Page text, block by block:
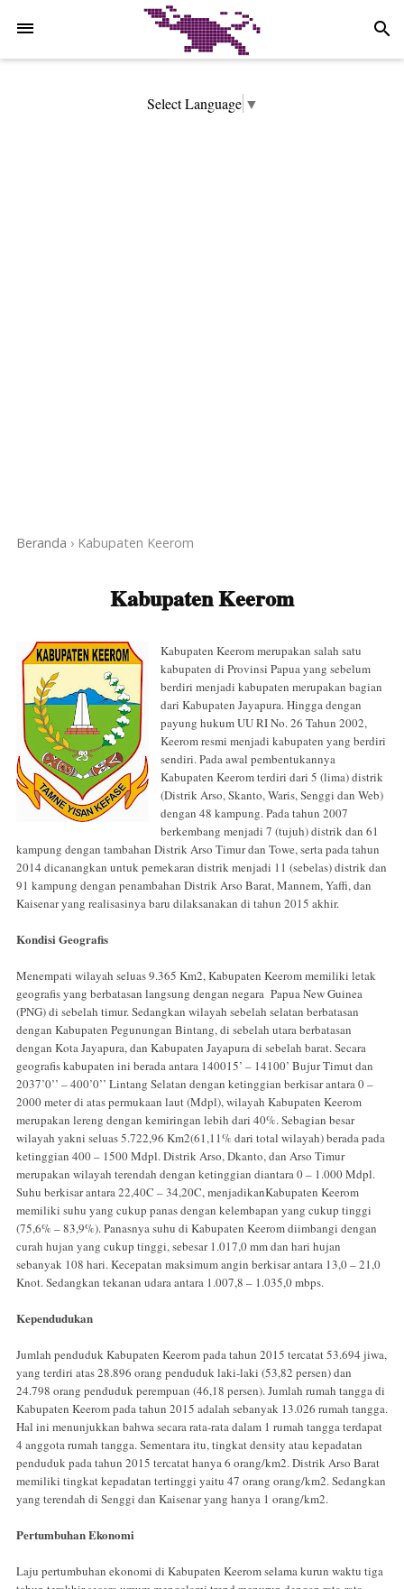
search
Select Language ▼
Beranda › Kabupaten Keerom
Kabupaten Keerom
Kabupaten Keerom merupakan salah satu
kabupaten di Provinsi Papua yang sebelum
berdiri menjadi kabupaten merupakan bagian
dari Kabupaten Jayapura. Hingga dengan
payung hukum UU RI No. 26 Tahun 2002,
Keerom resmi menjadi kabupaten yang berdiri
sendiri. Pada awal pembentukannya
Kabupaten Keerom terdiri dari 5 (lima) distrik
(Distrik Arso, Skanto, Waris, Senggi dan Web)
dengan 48 kampung. Pada tahun 2007
berkembang menjadi 7 (tujuh) distrik dan 61
kampung dengan tambahan Distrik Arso Timur dan Towe, serta pada tahun
2014 dicanangkan untuk pemekaran distrik menjadi 11 (sebelas) distrik dan
91 kampung dengan penambahan Distrik Arso Barat, Mannem, Yaffi, dan
Kaisenar yang realisasinya baru dilaksanakan di tahun 2015 akhir.
Kondisi Geografis
Menempati wilayah seluas 9.365 Km2, Kabupaten Keerom memiliki letak
geografis yang berbatasan langsung dengan negara Papua New Guinea
(PNG) di sebelah timur. Sedangkan wilayah sebelah selatan berbatasan
dengan Kabupaten Pegunungan Bintang, di sebelah utara berbatasan
dengan Kota Jayapura, dan Kabupaten Jayapura di sebelah barat. Secara
geografis kabupaten ini berada antara 140015’ – 14100’ Bujur Timut dan
2037’0’’ – 400’0’’ Lintang Selatan dengan ketinggian berkisar antara 0 –
2000 meter di atas permukaan laut (Mdpl), wilayah Kabupaten Keerom
merupakan lereng dengan kemiringan lebih dari 40%. Sebagian besar
wilayah yakni seluas 5.722,96 Km2(61,11% dari total wilayah) berada pada
ketinggian 400 – 1500 Mdpl. Distrik Arso, Dkanto, dan Arso Timur
merupakan wilayah terendah dengan ketinggian diantara 0 – 1.000 Mdpl.
Suhu berkisar antara 22,40C – 34,20C, menjadikanKabupaten Keerom
memiliki suhu yang cukup panas dengan kelembapan yang cukup tinggi
(75,6% – 83,9%). Panasnya suhu di Kabupaten Keerom diimbangi dengan
curah hujan yang cukup tinggi, sebesar 1.017,0 mm dan hari hujan
sebanyak 108 hari. Kecepatan maksimum angin berkisar antara 13,0 – 21,0
Knot. Sedangkan tekanan udara antara 1.007,8 – 1.035,0 mbps.
Kependudukan
Jumlah penduduk Kabupaten Keerom pada tahun 2015 tercatat 53.694 jiwa,
yang terdiri atas 28.896 orang penduduk laki-laki (53,82 persen) dan
24.798 orang penduduk perempuan (46,18 persen). Jumlah rumah tangga di
Kabupaten Keerom pada tahun 2015 adalah sebanyak 13.026 rumah tangga.
Hal ini menunjukkan bahwa secara rata-rata dalam 1 rumah tangga terdapat
4 anggota rumah tangga. Sementara itu, tingkat density atau kepadatan
penduduk pada tahun 2015 tercatat hanya 6 orang/km2. Distrik Arso Barat
memiliki tingkat kepadatan tertinggi yaitu 47 orang orang/km2. Sedangkan
yang terendah di Senggi dan Kaisenar yang hanya 1 orang/km2.
Pertumbuhan Ekonomi
Laju pertumbuhan ekonomi di Kabupaten Keerom selama kurun waktu tiga